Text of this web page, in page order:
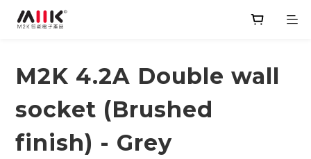
M2K 4.2A Double wall
socket (Brushed
finish) - Grey